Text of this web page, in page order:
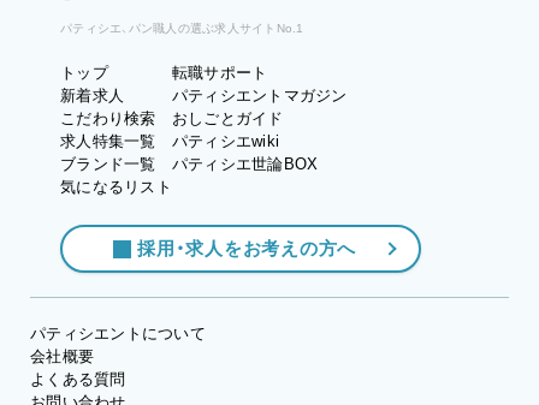
パティシエ、パン職人の選ぶ求人サイトNo.1
トップ
新着求人
こだわり検索
求人特集一覧
ブランド一覧
気になるリスト
転職サポート
パティシエントマガジン
おしごとガイド
パティシエwiki
パティシエ世論BOX
採用・求人をお考えの方へ
パティシエントについて
会社概要
よくある質問